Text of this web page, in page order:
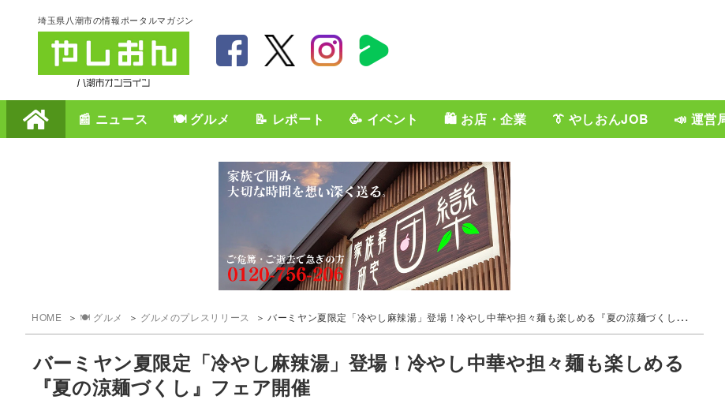
埼玉県八潮市の情報ポータルマガジン
📰 ニュース 🍽️ グルメ 📝 レポート 🥳 イベント 🛍️ お店・企業 👔 やしおんJOB 📣 運営
HOME 🍽️ グルメ グルメのプレスリリース バーミヤン夏限定「冷やし麻辣湯」登場！冷やし中華や担々麺も楽しめる『夏の涼麺づくし』フェア開催
バーミヤン夏限定「冷やし麻辣湯」登場！冷やし中華や担々麺も楽しめる
『夏の涼麺づくし』フェア開催